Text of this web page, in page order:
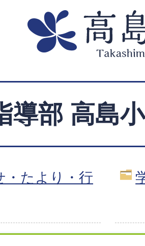
導部 高島
・たより・行